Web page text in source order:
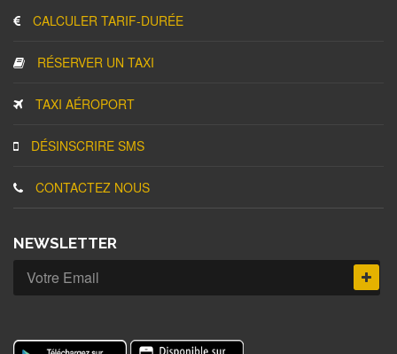
CALCULER TARIF-DURÉE
RÉSERVER UN TAXI
TAXI AÉROPORT
DÉSINSCRIRE SMS
CONTACTEZ NOUS
NEWSLETTER